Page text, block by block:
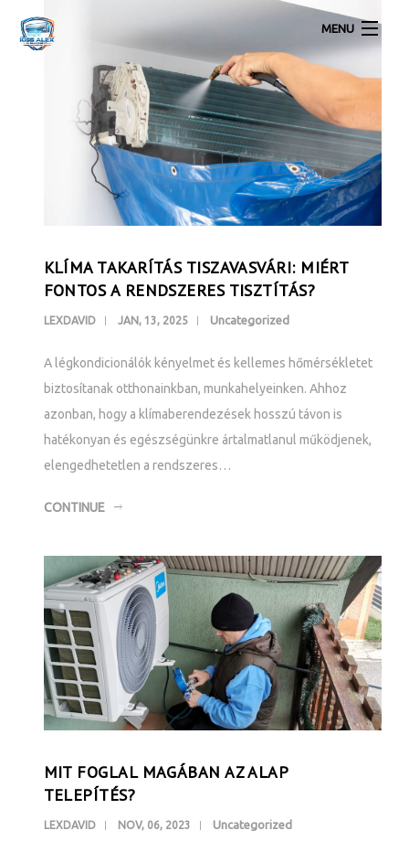
MENU
Lakossági légkondícionálók
Inverteres Klíma Akció Szereléssel
Klíma Galéria
Légkondícionálás Kapcsolat
KLÍMA TAKARÍTÁS TISZAVASVÁRI: MIÉRT
FONTOS A RENDSZERES TISZTÍTÁS?
LEXDAVID JAN, 13, 2025 Uncategorized
A légkondicionálók kényelmet és kellemes hőmérsékletet
biztosítanak otthonainkban, munkahelyeinken. Ahhoz
azonban, hogy a klímaberendezések hosszú távon is
hatékonyan és egészségünkre ártalmatlanul működjenek,
elengedhetetlen a rendszeres…
CONTINUE
MIT FOGLAL MAGÁBAN AZ ALAP
TELEPÍTÉS?
LEXDAVID NOV, 06, 2023 Uncategorized